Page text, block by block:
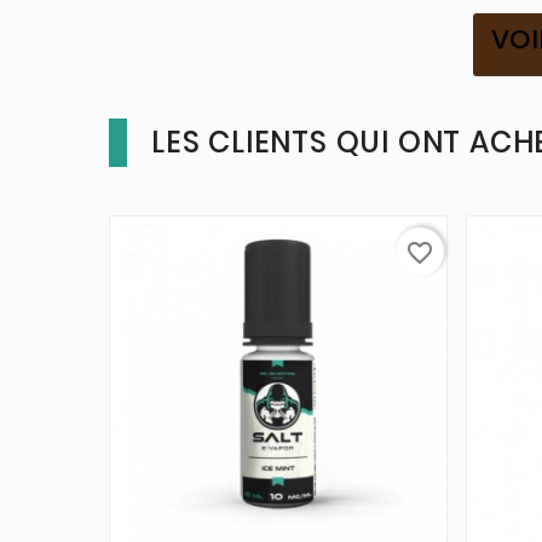
LES CLIENTS QUI ONT
favorite_border